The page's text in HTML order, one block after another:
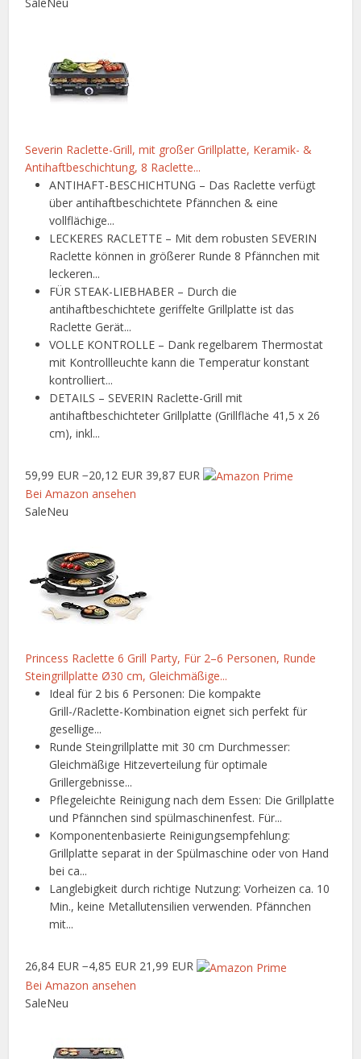
Severin Raclette-Grill, mit großer Grillplatte, Keramik- &
Antihaftbeschichtung, 8 Raclette...
ANTIHAFT-BESCHICHTUNG – Das Raclette verfügt
über antihaftbeschichtete Pfännchen & eine
vollflächige...
LECKERES RACLETTE – Mit dem robusten SEVERIN
Raclette können in größerer Runde 8 Pfännchen mit
leckeren...
FÜR STEAK-LIEBHABER – Durch die
antihaftbeschichtete geriffelte Grillplatte ist das
Raclette Gerät...
VOLLE KONTROLLE – Dank regelbarem Thermostat
mit Kontrollleuchte kann die Temperatur konstant
kontrolliert...
DETAILS – SEVERIN Raclette-Grill mit
antihaftbeschichteter Grillplatte (Grillfläche 41,5 x 26
cm), inkl...
59,99 EUR −20,12 EUR 39,87 EUR
Bei Amazon ansehen
SaleNeu
Princess Raclette 6 Grill Party, Für 2–6 Personen, Runde
Steingrillplatte Ø30 cm, Gleichmäßige...
Ideal für 2 bis 6 Personen: Die kompakte
Grill-/Raclette-Kombination eignet sich perfekt für
gesellige...
Runde Steingrillplatte mit 30 cm Durchmesser:
Gleichmäßige Hitzeverteilung für optimale
Grillergebnisse...
Pflegeleichte Reinigung nach dem Essen: Die Grillplatte
und Pfännchen sind spülmaschinenfest. Für...
Komponentenbasierte Reinigungsempfehlung:
Grillplatte separat in der Spülmaschine oder von Hand
bei ca...
Langlebigkeit durch richtige Nutzung: Vorheizen ca. 10
Min., keine Metallutensilien verwenden. Pfännchen
mit...
26,84 EUR −4,85 EUR 21,99 EUR
Bei Amazon ansehen
SaleNeu